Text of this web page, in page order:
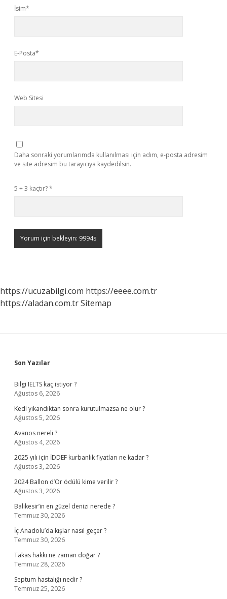
İsim*
E-Posta*
Web Sitesi
Daha sonraki yorumlarımda kullanılması için adım, e-posta adresim
ve site adresim bu tarayıcıya kaydedilsin.
5 + 3 kaçtır?*
https://ucuzabilgi.com https://eeee.com.tr
https://aladan.com.trSitemap
Sidebar
Son Yazılar
Bilgi IELTS kaç istiyor ?
Ağustos 6, 2026
Kedi yıkandıktan sonra kurutulmazsa ne olur ?
Ağustos 5, 2026
Avanos nereli ?
Ağustos 4, 2026
2025 yılı için İDDEF kurbanlık fiyatları ne kadar ?
Ağustos 3, 2026
2024 Ballon d’Or ödülü kime verilir ?
Ağustos 3, 2026
Balıkesir’in en güzel denizi nerede ?
Temmuz 30, 2026
İç Anadolu’da kışlar nasıl geçer ?
Temmuz 30, 2026
Takas hakkı ne zaman doğar ?
Temmuz 28, 2026
Septum hastalığı nedir ?
Temmuz 25, 2026